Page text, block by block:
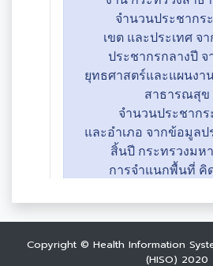
Copyright © Health Information
(HISO) 2020